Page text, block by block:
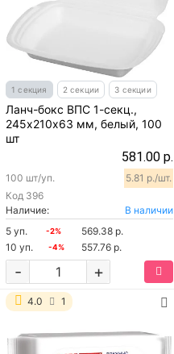
1 секция 2 секции 3 секции
Ланч-бокс ВПС 1-секц.,
245х210х63 мм, белый, 100
шт
581.00 р.
Код 396
100 шт/уп. 5.81 р./шт.
Наличие:
В наличии
5 уп.
-2%
569.38 р.
10 уп.
-4% 557.76 р.
+
-
4.0 1